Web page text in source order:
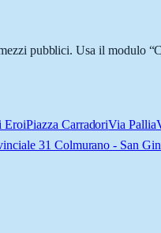
pubblici. Usa il modulo
EroiPiazza CarradoriVia Pallia
31 Colmurano - San